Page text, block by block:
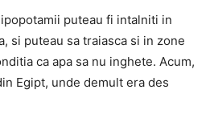
puteau fi intalniti in
si puteau sa traiasca si in zone
ca apa sa nu inghete. Acum,
Egipt, unde demult era des